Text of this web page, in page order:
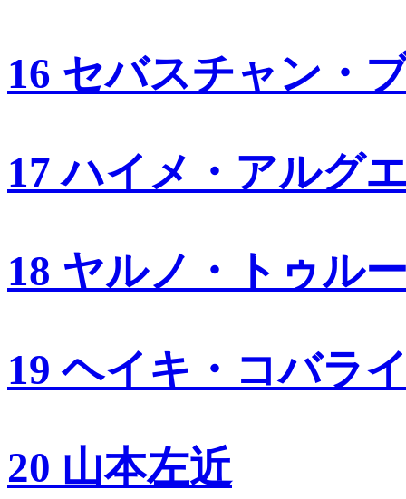
16 セバスチャン・
17 ハイメ・アルグ
18 ヤルノ・トゥル
19 ヘイキ・コバラ
20 山本左近